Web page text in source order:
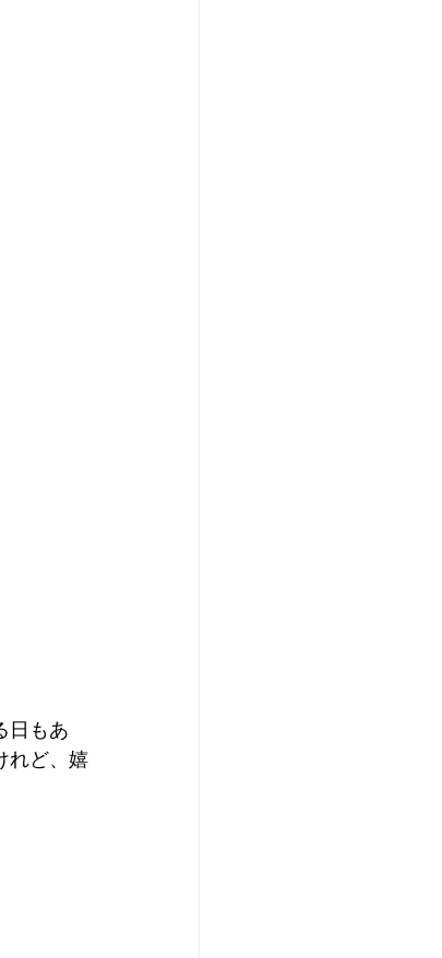
日もあ
れど、嬉